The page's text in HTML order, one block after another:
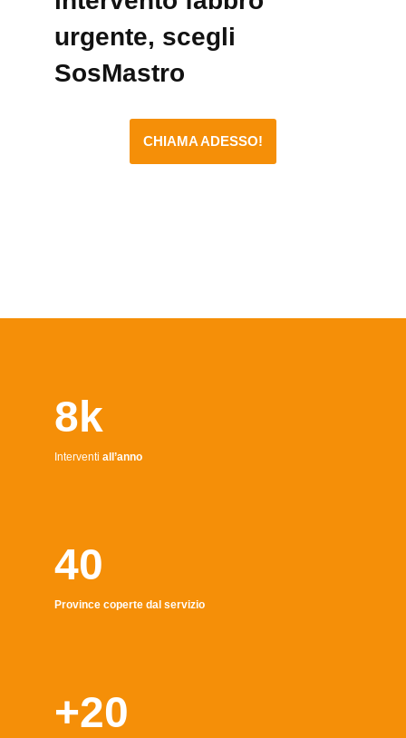
urgente, scegli
SosMastro
CHIAMA ADESSO!
8k
Interventi all’anno
40
Province coperte dal servizio
+20